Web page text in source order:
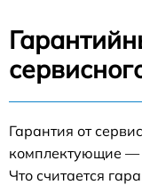
Гарантия от
комплектующие —
Что считается